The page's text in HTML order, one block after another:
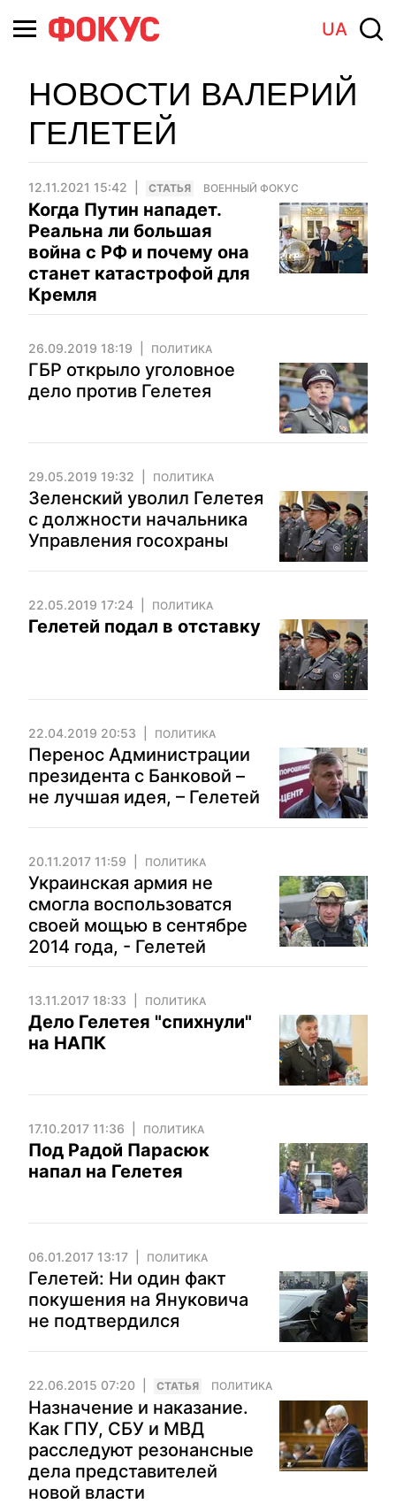
UA
НОВОСТИ ВАЛЕРИЙ
ГЕЛЕТЕЙ
12.11.2021 15:42 CТАТЬЯ ВОЕННЫЙ ФОКУС
Когда Путин нападет.
Реальна ли большая
война с РФ и почему она
станет катастрофой для
Кремля
26.09.2019 18:19 ПОЛИТИКА
ГБР открыло уголовное
дело против Гелетея
29.05.2019 19:32 ПОЛИТИКА
Зеленский уволил Гелетея
с должности начальника
Управления госохраны
22.05.2019 17:24 ПОЛИТИКА
Гелетей подал в отставку
22.04.2019 20:53 ПОЛИТИКА
Перенос Администрации
президента с Банковой –
не лучшая идея, – Гелетей
20.11.2017 11:59 ПОЛИТИКА
Украинская армия не
смогла воспользоватся
своей мощью в сентябре
2014 года, - Гелетей
13.11.2017 18:33 ПОЛИТИКА
Дело Гелетея "спихнули"
на НАПК
17.10.2017 11:36 ПОЛИТИКА
Под Радой Парасюк
напал на Гелетея
06.01.2017 13:17 ПОЛИТИКА
Гелетей: Ни один факт
покушения на Януковича
не подтвердился
22.06.2015 07:20 CТАТЬЯ ПОЛИТИКА
Назначение и наказание.
Как ГПУ, СБУ и МВД
расследуют резонансные
дела представителей
новой власти